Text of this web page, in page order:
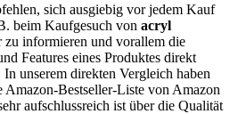
sich ausgiebig vor jedem Kauf
beim Kaufgesuch von acryl
zu informieren und vorallem die
Features eines Produktes direkt
unserem direkten Vergleich haben
Bestseller-Liste von Amazon
aufschlussreich ist über die Qualität